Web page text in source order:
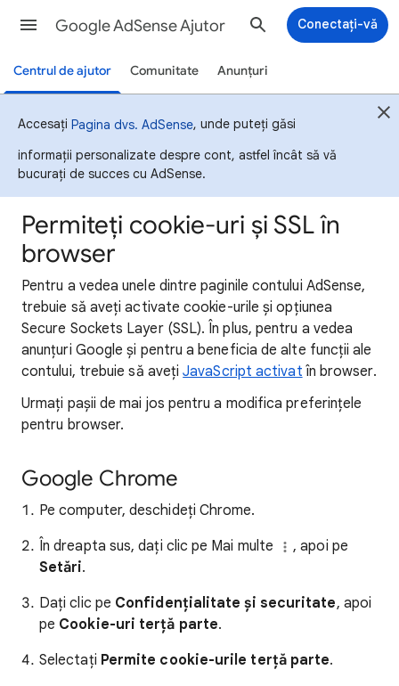
Google AdSense Ajutor Conectați-vă
Centrul de ajutor Comunitate Anunțuri
Accesați Pagina dvs. AdSense, unde puteți găsi
informații personalizate despre cont, astfel încât să vă
bucurați de succes cu AdSense.
Permiteți cookie-uri și SSL în
browser
Pentru a vedea unele dintre paginile contului AdSense,
trebuie să aveți activate cookie-urile și opțiunea
Secure Sockets Layer (SSL). În plus, pentru a vedea
anunțuri Google și pentru a beneficia de alte funcții ale
contului, trebuie să avețiJavaScript activat în browser.
Urmați pașii de mai jos pentru a modifica preferințele
pentru browser.
Google Chrome
Pe computer, deschideți Chrome.
În dreapta sus, dați clic pe Mai multe
, apoi pe
Setări.
Dați clic pe Confidențialitate și securitate, apoi
pe Cookie-uri terță parte.
Selectați Permite cookie-urile terță parte.